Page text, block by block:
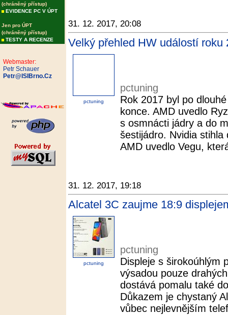
(chráněný přístup)
EVIDENCE PC V ÚPT
Jen pro ÚPT
(chráněný přístup)
TESTY A RECENZE
Webmaster:
Petr Schauer
Petr@ISIBrno.Cz
31. 12. 2017, 20:08
Velký přehled HW událostí
pctuning
pctuning
Rok 2017 byl po
konce. AMD uvedlo
s osmnácti jádry a do
šestijádro. Nvidia
AMD uvedlo Vegu,
31. 12. 2017, 19:18
Alcatel 3C zaujme 18:9
pctuning
pctuning
Displeje s širokoúhlým
výsadou pouze
dostává pomalu také
Důkazem je chystaný
vůbec nejlevnějším